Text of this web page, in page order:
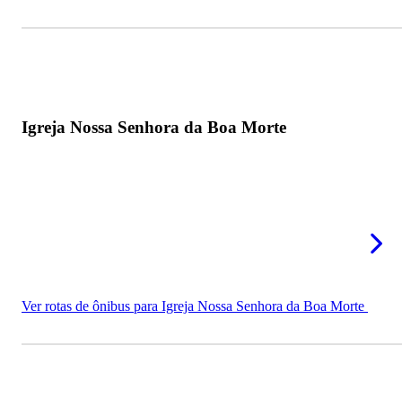
Igreja Nossa Senhora da Boa Morte
Ver rotas de ônibus para Igreja Nossa Senhora da Boa Morte